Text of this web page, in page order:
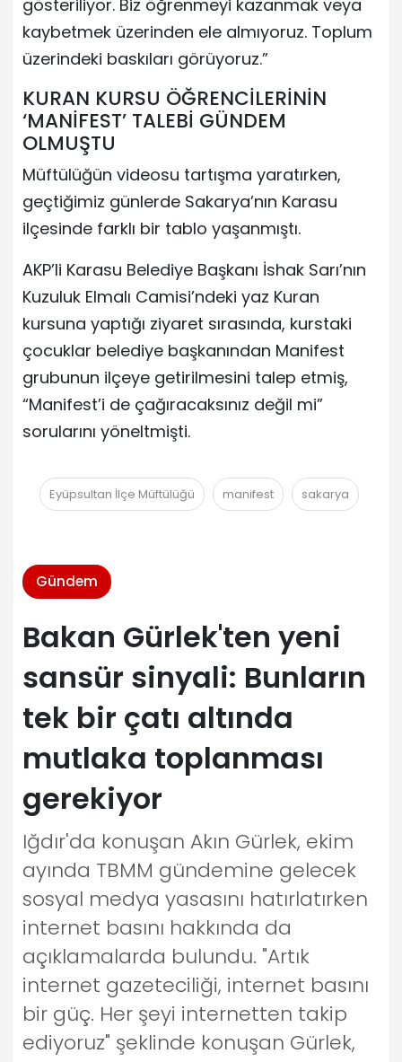
gösteriliyor. Biz öğrenmeyi kazanmak veya
kaybetmek üzerinden ele almıyoruz. Toplum
üzerindeki baskıları görüyoruz.”
KURAN KURSU ÖĞRENCİLERİNİN
‘MANİFEST’ TALEBİ GÜNDEM
OLMUŞTU
Müftülüğün videosu tartışma yaratırken,
geçtiğimiz günlerde Sakarya’nın Karasu
ilçesinde farklı bir tablo yaşanmıştı.
AKP’li Karasu Belediye Başkanı İshak Sarı’nın
Kuzuluk Elmalı Camisi’ndeki yaz Kuran
kursuna yaptığı ziyaret sırasında, kurstaki
çocuklar belediye başkanından Manifest
grubunun ilçeye getirilmesini talep etmiş,
“Manifest’i de çağıracaksınız değil mi”
sorularını yöneltmişti.
Eyüpsultan İlçe Müftülüğü manifest sakarya
Gündem
Bakan Gürlek'ten yeni
sansür sinyali: Bunların
tek bir çatı altında
mutlaka toplanması
gerekiyor
Iğdır'da konuşan Akın Gürlek, ekim
ayında TBMM gündemine gelecek
sosyal medya yasasını hatırlatırken
internet basını hakkında da
açıklamalarda bulundu. "Artık
internet gazeteciliği, internet basını
bir güç. Her şeyi internetten takip
ediyoruz" şeklinde konuşan Gürlek,